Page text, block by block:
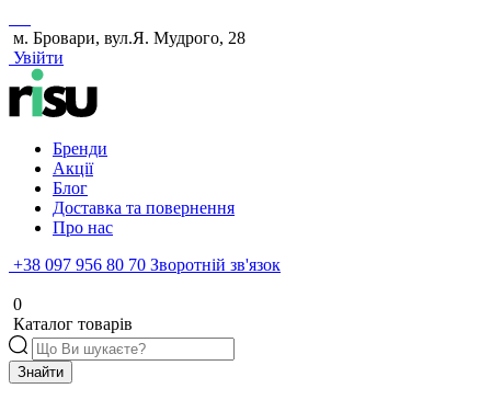
м. Бровари, вул.Я. Мудрого, 28
Увійти
Бренди
Акції
Блог
Доставка та повернення
Про нас
+38 097 956 80 70 Зворотній зв'язок
0
Каталог товарів
Знайти